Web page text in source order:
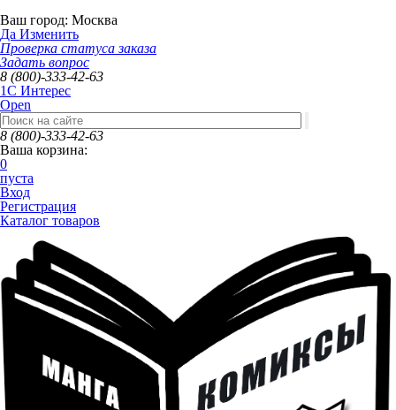
Ваш город: Москва
Да Изменить
Проверка статуса заказа
Задать вопрос
8 (800)-333-42-63
1C Интерес
Open
8 (800)-333-42-63
Ваша корзина:
0
пуста
Вход
Регистрация
Каталог товаров